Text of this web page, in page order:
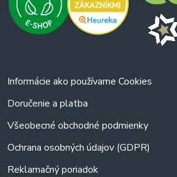
Informácie ako používame Cookies
Doručenie a platba
Všeobecné obchodné podmienky
Ochrana osobných údajov (GDPR)
Reklamačný poriadok